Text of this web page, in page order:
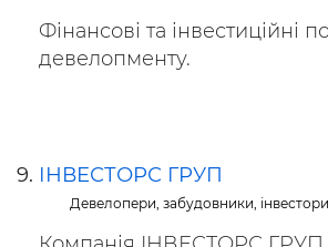
Фінансові та інвестиційні
девелопменту.
ІНВЕСТОРС ГРУП
Девелопери, забудовники, інвестори